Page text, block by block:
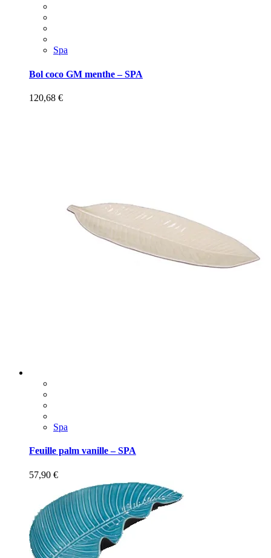
Spa
Bol coco GM menthe – SPA
120,68 €
Spa
Feuille palm vanille – SPA
57,90 €